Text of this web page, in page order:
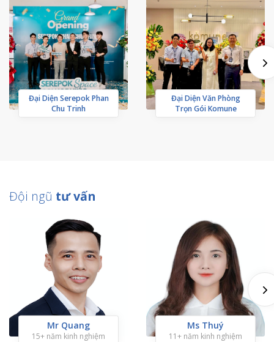
Đại Diện Serepok Phan
Chu Trinh
Đại Diện Văn Phòng
Trọn Gói Komune
Đội ngũ tư vấn
Mr Quang
15+ năm kinh nghiệm
Ms Thuý
11+ năm kinh nghiệm